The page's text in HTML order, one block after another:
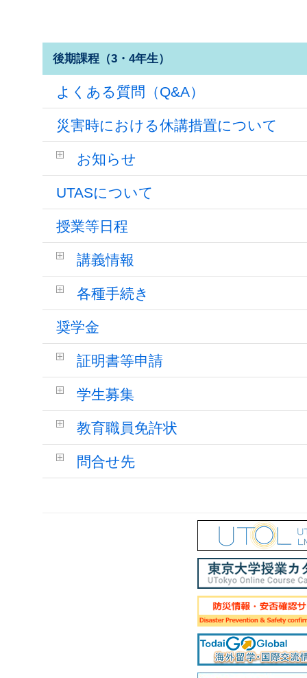
後期課程（3・4年生）
よくある質問（Q&A）
災害時における休講措置について
お知らせ
UTASについて
授業等日程
講義情報
各種手続き
奨学金
証明書等申請
学生募集
教育職員免許状
問合せ先